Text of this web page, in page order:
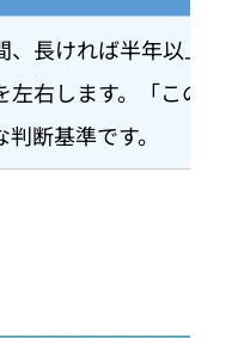
、長ければ半年以上に
左右します。「この人
断基準です。